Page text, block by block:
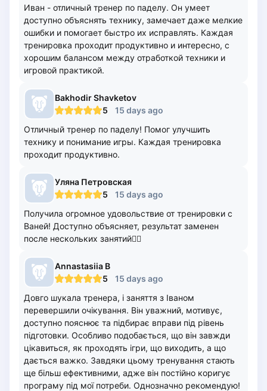
Odesa
Uzhhorod
Vinnytsia
Zaporizhzhia
УкраїнськаCities
Prague
Batumi
Budapest
Bialystok
Bielsko-Biala
Bolesławiec
Bydgoszcz
Chojnice
Czestochowa
Dabrowa Gornicza
Elblag
Иван - отличный тренер по паделу. Он умеет
доступно объяснять технику, замечает даже мелкие
ошибки и помогает быстро их исправлять. Каждая
тренировка проходит продуктивно и интересно, с
хорошим балансом между отработкой техники и
игровой практикой.
BakhodirShavketov
5
15 days ago
Отличный тренер по паделу! Помог улучшить
технику и понимание игры. Каждая тренировка
проходит продуктивно.
Уляна Петровская
5
15 days ago
Получила огромное удовольствие от тренировки с
Ваней! Доступно объясняет, результат заменен
после нескольких занятий👌🏻
Annastasiia B
5
15 days ago
Довго шукала тренера, і заняття з Іваном
перевершили очікування. Він уважний, мотивує,
доступно пояснює та підбирає вправи під рівень
підготовки. Особливо подобається, що він завжди
цікавиться, як проходять ігри, що виходить, а що
дається важко. Завдяки цьому тренування стають
ще більш ефективними, адже він постійно коригує
програму під мої потреби. Однозначно рекомендую!